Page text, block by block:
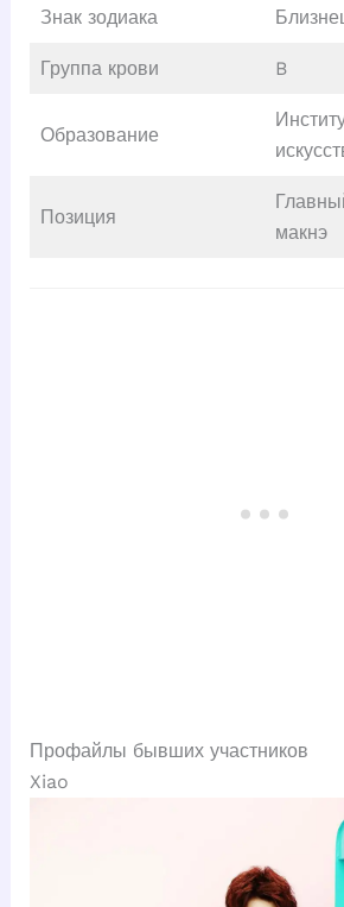
Знак зодиака
Группа крови B
Образование
Позиция
макнэ
Профайлы бывших участников
Xiao